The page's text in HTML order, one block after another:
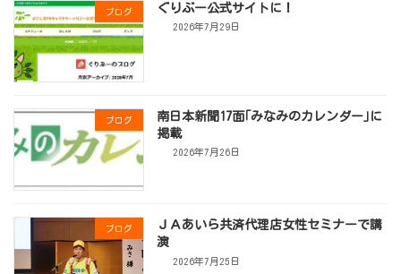
ブログ ぐりぶー公式サイトに！
2026年7月29日
ブログ
南日本新聞17面｢みなみのカレンダー｣に
掲載
2026年7月26日
ブログ
ＪＡあいら共済代理店女性セミナーで講
演
2026年7月25日